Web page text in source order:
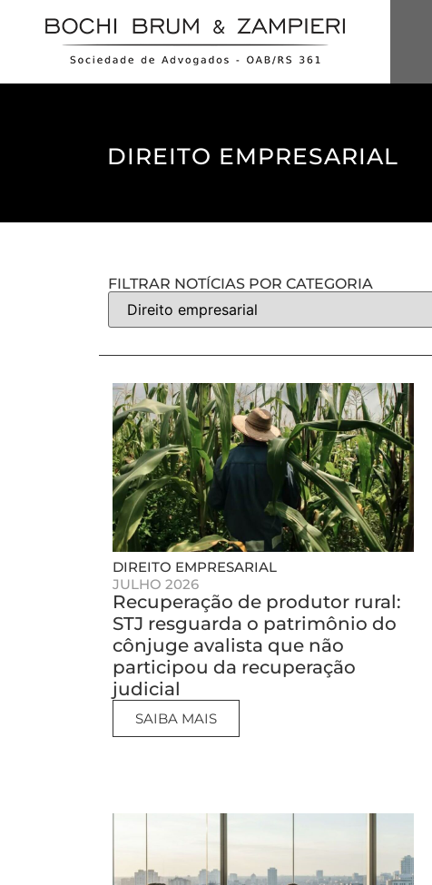
DIREITO EMPRESARIAL
FILTRAR NOTÍCIAS POR CATEGORIA
DIREITO EMPRESARIAL
JULHO 2026
Recuperação de produtor rural:
STJ resguarda o patrimônio do
cônjuge avalista que não
participou da recuperação
judicial
SAIBA MAIS